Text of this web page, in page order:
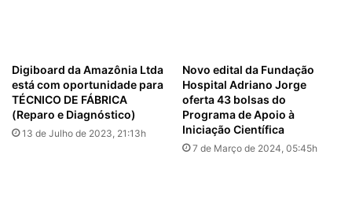
Digiboard da Amazônia Ltda
está com oportunidade para
TÉCNICO DE FÁBRICA
(Reparo e Diagnóstico)
13 de Julho de 2023, 21:13h
Novo edital da Fundação
Hospital Adriano Jorge
oferta 43 bolsas do
Programa de Apoio à
Iniciação Científica
7 de Março de 2024, 05:45h